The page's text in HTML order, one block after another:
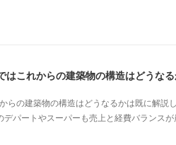
らの建築物の構造はどうなるかは既に解説
パートやスーパーも売上と経費バランス